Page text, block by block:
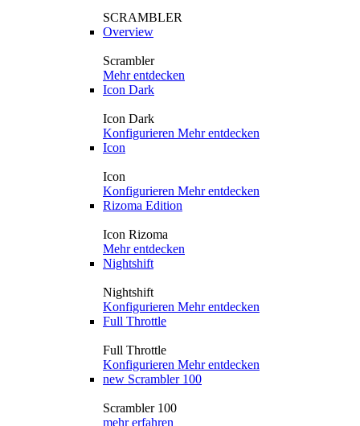
SCRAMBLER
Overview
Scrambler
Mehr entdecken
Icon Dark
Icon Dark
Konfigurieren Mehr entdecken
Icon
Icon
Konfigurieren Mehr entdecken
Rizoma Edition
Icon Rizoma
Mehr entdecken
Nightshift
Nightshift
Konfigurieren Mehr entdecken
Full Throttle
Full Throttle
Konfigurieren Mehr entdecken
new Scrambler 100
Scrambler 100
mehr erfahren